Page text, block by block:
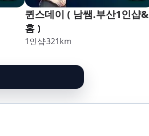
퀸스데이 ( 남쌤.부산1인샵&
홈 )
1인샵321km